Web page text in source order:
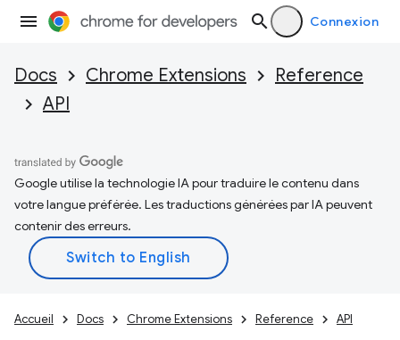
Connexion
Docs Chrome Extensions
Reference
API
Google utilise la technologie IA pour traduire le contenu dans
votre langue préférée. Les traductions générées par IA peuvent
contenir des erreurs.
Accueil Docs Chrome Extensions Reference API